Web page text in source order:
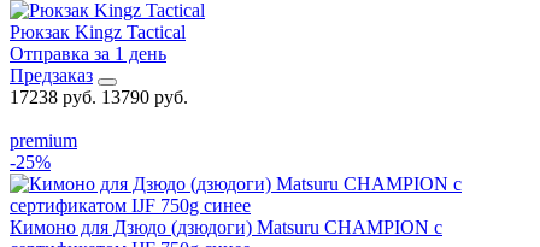
Рюкзак Kingz Tactical
Отправка за 1 день
Предзаказ
17238 руб. 13790 руб.
premium
-25%
Кимоно для Дзюдо (дзюдоги) Matsuru CHAMPION с